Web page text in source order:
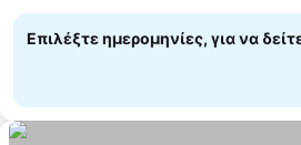
Επιλέξτε ημερομηνίες, για να